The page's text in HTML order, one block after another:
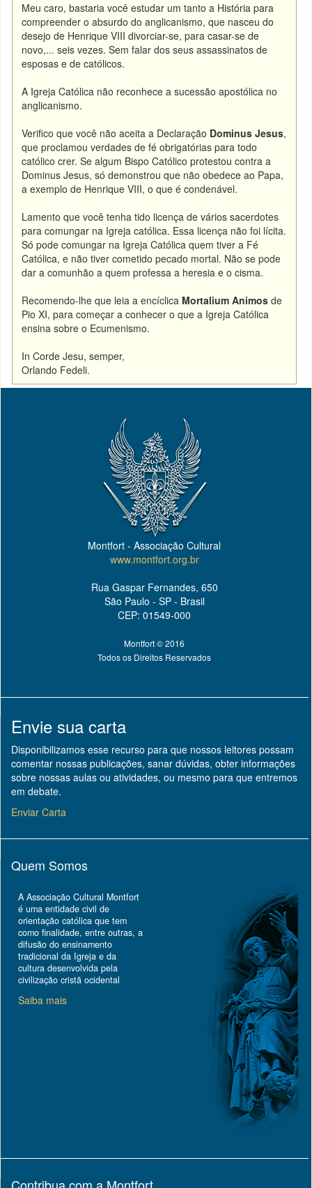
Meu caro, bastaria você estudar um tanto a História para
compreender o absurdo do anglicanismo, que nasceu do
desejo de Henrique VIII divorciar-se, para casar-se de
novo,... seis vezes. Sem falar dos seus assassinatos de
esposas e de católicos.
A Igreja Católica não reconhece a sucessão apostólica no
anglicanismo.
Verifico que você não aceita a Declaração Dominus Jesus,
que proclamou verdades de fé obrigatórias para todo
católico crer. Se algum Bispo Católico protestou contra a
Dominus Jesus, só demonstrou que não obedece ao Papa,
a exemplo de Henrique VIII, o que é condenável.
Lamento que você tenha tido licença de vários sacerdotes
para comungar na Igreja católica. Essa licença não foi lícita.
Só pode comungar na Igreja Católica quem tiver a Fé
Católica, e não tiver cometido pecado mortal. Não se pode
dar a comunhão a quem professa a heresia e o cisma.
Recomendo-lhe que leia a encíclica Mortalium Animos de
Pio XI, para começar a conhecer o que a Igreja Católica
ensina sobre o Ecumenismo.
In Corde Jesu, semper,
Orlando Fedeli.
Montfort - Associação Cultural
www.montfort.org.br
Rua Gaspar Fernandes, 650
São Paulo - SP - Brasil
CEP: 01549-000
Montfort © 2016
Todos os Direitos Reservados
Envie sua carta
Disponibilizamos esse recurso para que nossos leitores possam
comentar nossas publicações, sanar dúvidas, obter informações
sobre nossas aulas ou atividades, ou mesmo para que entremos
em debate.
Enviar Carta
Quem Somos
A Associação Cultural Montfort
é uma entidade civil de
orientação católica que tem
como finalidade, entre outras, a
difusão do ensinamento
tradicional da Igreja e da
cultura desenvolvida pela
civilização cristã ocidental
Saiba mais